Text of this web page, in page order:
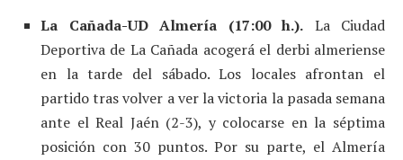
La Cañada-UD Almería (17:00 h.). La Ciudad
Deportiva de La Cañada acogerá el derbi almeriense
en la tarde del sábado. Los locales afrontan el
partido tras volver a ver la victoria la pasada semana
ante el Real Jaén (2-3), y colocarse en la séptima
posición con 30 puntos. Por su parte, el Almería